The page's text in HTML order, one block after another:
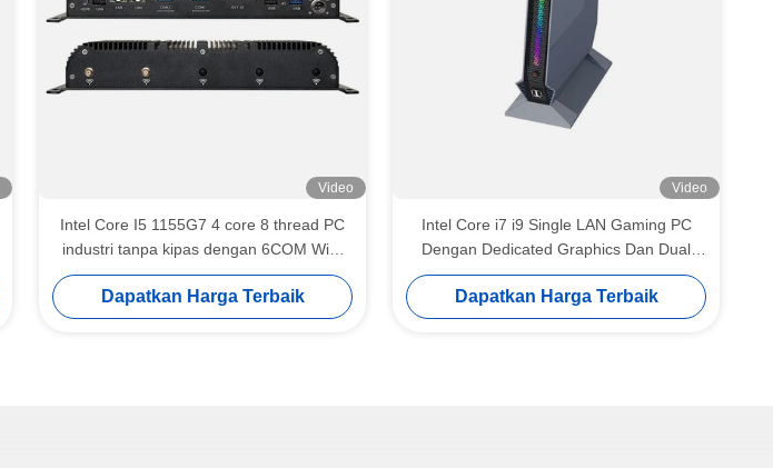
Video
Intel Core I5 1155G7 4 core 8 thread PC
industri tanpa kipas dengan 6COM WiFi
dan GPIO
Dapatkan Harga Terbaik
Video
Intel Core i7 i9 Single LAN Gaming PC
Dengan Dedicated Graphics Dan Dual
Fan
Dapatkan Harga Terbaik